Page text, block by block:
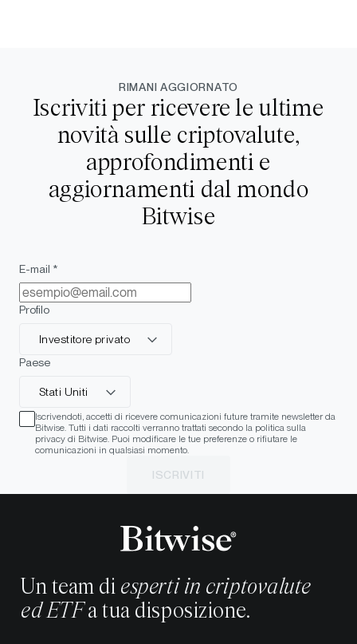
RIMANI AGGIORNATO
Iscriviti per ricevere le ultime
novità sulle criptovalute,
approfondimenti e
aggiornamenti dal mondo
Bitwise
E-mail *
Profilo
Investitore privato
Paese
Stati Uniti
Iscrivendoti, accetti di ricevere comunicazioni future tramite newsletter da
Bitwise. Tutti i dati raccolti verranno trattati secondo la politica sulla
privacy di Bitwise. Puoi modificare le tue preferenze o rifiutare le
comunicazioni in qualsiasi momento.
ISCRIVITI
Un team di esperti in criptovalute
ed ETFa tua disposizione.